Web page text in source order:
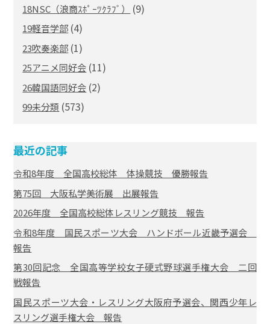
18NSC（浪商ｽﾎﾟｰﾂｸﾗﾌﾞ） (9)
19軽音学部 (4)
23吹奏楽部 (1)
25アニメ同好会 (11)
26韓国語同好会 (2)
99未分類 (573)
最近の記事
令和8年度 全国高校総体 体操競技 優勝報告
第75回 大阪私学美術展 出展報告
2026年度 全国高校総体レスリング競技 報告
令和8年度 国民スポーツ大会 ハンドボール近畿予選会
報告
第30回記念 全国高等学校女子硬式野球選手権大会 二回
戦報告
国民スポーツ大会・レスリング大阪府予選会、関西少年レ
スリング選手権大会 報告